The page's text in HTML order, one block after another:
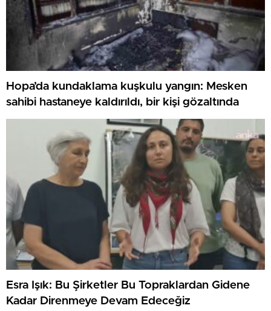
Hopa’da kundaklama kuşkulu yangın: Mesken
sahibi hastaneye kaldırıldı, bir kişi gözaltında
Esra Işık: Bu Şirketler Bu Topraklardan Gidene
Kadar Direnmeye Devam Edeceğiz